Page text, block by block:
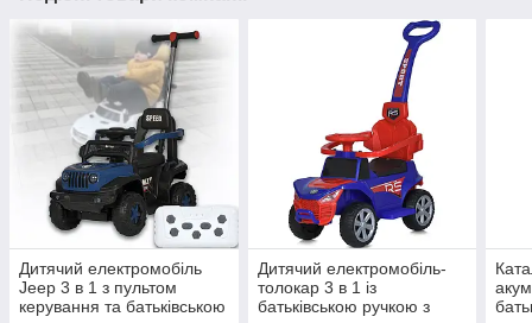
Дитячий електромобіль
Jeep 3 в 1 з пультом
керування та батьківською
Дитячий електромобіль-
толокар 3 в 1 із
батьківською ручкою з